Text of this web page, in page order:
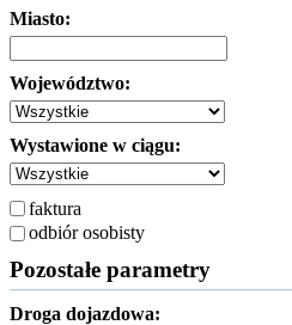
Miasto:
Województwo:
Wystawione w ciągu:
faktura
odbiór osobisty
Pozostałe parametry
Droga dojazdowa: